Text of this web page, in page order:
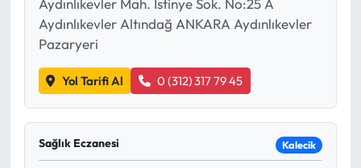
Aydınlıkevler Mah. İstinye Sok. No:25 A
Aydınlıkevler Altındağ ANKARA Aydınlıkevler
Pazaryeri
Yol Tarifi Al 0 (312) 317 79 45
Sağlık Eczanesi Kalecik